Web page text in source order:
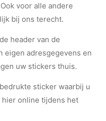
voor alle andere
bij ons terecht.
header van de
eigen adresgegevens en
uw stickers thuis.
sticker waarbij u
online tijdens het